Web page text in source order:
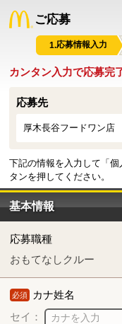
ご応募
応募情報入力
カンタン入力で応募完
応募先
厚木長谷フードワン店
下記の情報を入力して「
タンを押してください。
基本情報
応募職種
おもてなしクルー
必須 カナ姓名
セイ：